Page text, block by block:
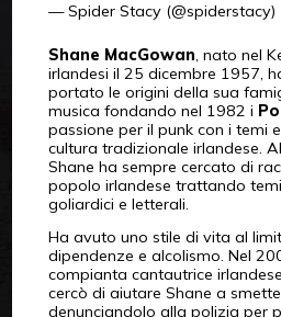
— Spider Stacy (@spiderstacy)
Shane MacGowan, nato nel
irlandesi il 25 dicembre 1957,
portato le origini della sua
musica fondando nel 1982 i
passione per il punk con i temi
cultura tradizionale irlandese.
Shane ha sempre cercato di
popolo irlandese trattando
goliardici e letterali.
Ha avuto uno stile di vita al
dipendenze e alcolismo. Nel
compianta cantautrice
cercò di aiutare Shane a
denunciandolo alla polizia per